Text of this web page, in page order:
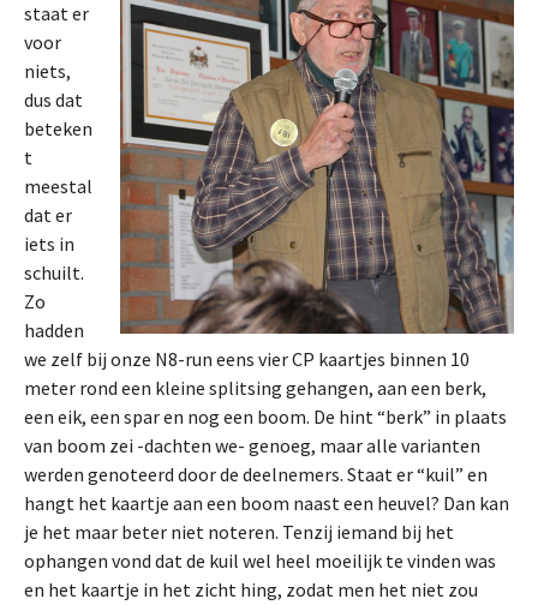
staat er
voor
niets,
dus dat
beteken
t
meestal
dat er
iets in
schuilt.
Zo
hadden
we zelf bij onze N8-run eens vier CP kaartjes binnen 10
meter rond een kleine splitsing gehangen, aan een berk,
een eik, een spar en nog een boom. De hint “berk” in plaats
van boom zei -dachten we- genoeg, maar alle varianten
werden genoteerd door de deelnemers. Staat er “kuil” en
hangt het kaartje aan een boom naast een heuvel? Dan kan
je het maar beter niet noteren. Tenzij iemand bij het
ophangen vond dat de kuil wel heel moeilijk te vinden was
en het kaartje in het zicht hing, zodat men het niet zou